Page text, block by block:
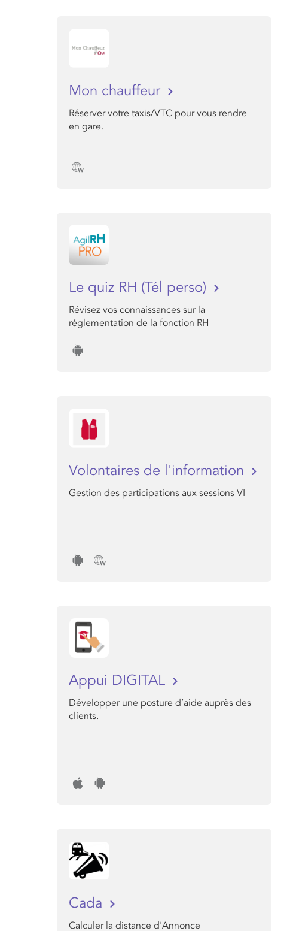
Mon chauffeur
Réserver votre taxis/VTC pour vous rendre
en gare.
Le quiz RH (Tél perso)
Révisez vos connaissances sur la
réglementation de la fonction RH
Volontaires de l'information
Gestion des participations aux sessions VI
Appui DIGITAL
Développer une posture d’aide auprès des
clients.
Cada
Calculer la distance d'Annonce